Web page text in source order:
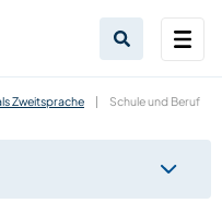
Zweitsprache | Schule und Beruf